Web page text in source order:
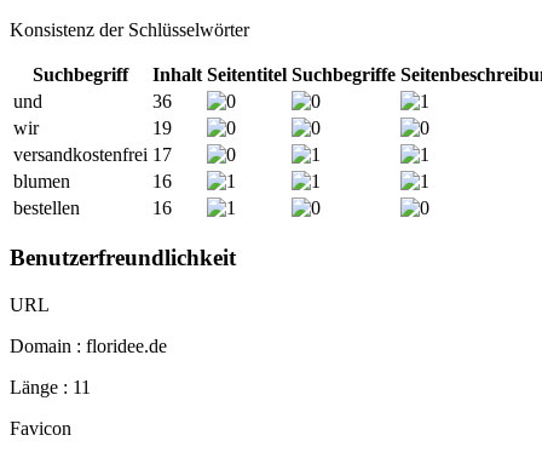
Konsistenz der Schlüsselwörter
Suchbegriff Inhalt Seitentitel Suchbegriffe
und
36
wir
19
versandkostenfrei 17
blumen
16
bestellen
16
Benutzerfreundlichkeit
URL
Domain : floridee.de
Länge : 11
Favicon